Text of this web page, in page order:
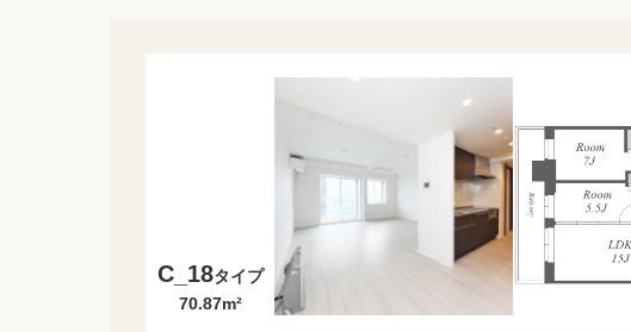
C_18タイプ
70.87m²